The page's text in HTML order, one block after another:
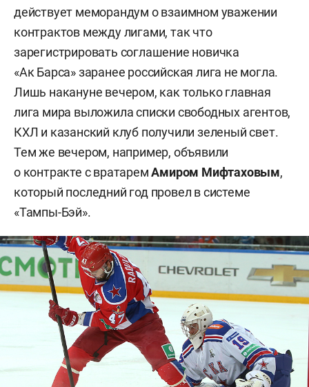
действует меморандум о взаимном уважении
контрактов между лигами, так что
зарегистрировать соглашение новичка
«Ак Барса» заранее российская лига не могла.
Лишь накануне вечером, как только главная
лига мира выложила списки свободных агентов,
КХЛ и казанский клуб получили зеленый свет.
Тем же вечером, например, объявили
о контракте с вратаремАмиром Мифтаховым,
который последний год провел в системе
«Тампы-Бэй».